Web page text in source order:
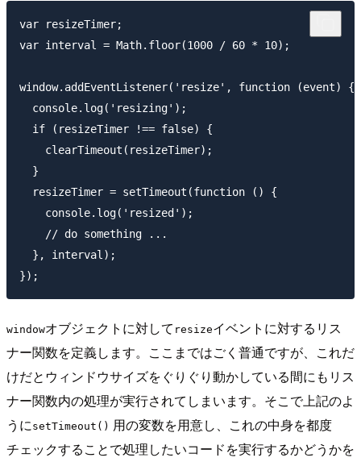
var resizeTimer;
var interval = Math.floor(1000 / 60 * 10);
window.addEventListener('resize', function (event) {
  console.log('resizing');
  if (resizeTimer !== false) {
    clearTimeout(resizeTimer);
  }
  resizeTimer = setTimeout(function () {
    console.log('resized');
    // do something ...
  }, interval);
windowオブジェクトに対して resizeイベントに対するリス
ナー関数を定義します。ここまではごく普通ですが、これだ
けだとウィンドウサイズをぐりぐり動かしている間にもリス
ナー関数内の処理が実行されてしまいます。そこで上記のよ
うにsetTimeout() 用の変数を用意し、これの中身を都度
チェックすることで処理したいコードを実行するかどうかを